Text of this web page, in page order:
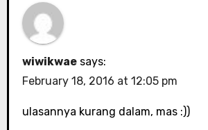
wiwikwae says:
February 18, 2016 at 12:05 pm
ulasannya kurang dalam, mas :))